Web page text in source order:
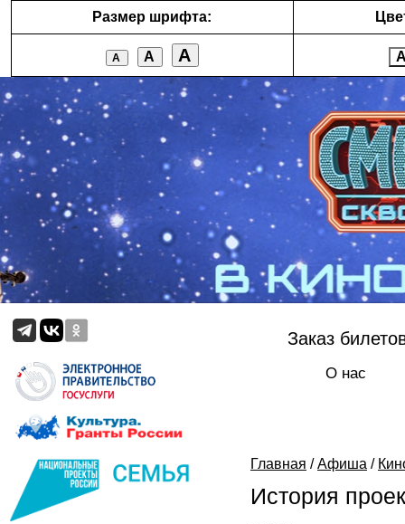
Размер шрифта:
А А А
Заказ
О нас
Главная / Афиша /
История